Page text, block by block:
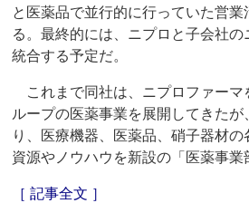
と医薬品で並行的に行っていた営
る。最終的には、ニプロと子会社
統合する予定だ。
これまで同社は、ニプロファーマ
ループの医薬事業を展開してきたが
り、医療機器、医薬品、硝子器材
資源やノウハウを新設の「医薬事業
［ 記事全文 ］